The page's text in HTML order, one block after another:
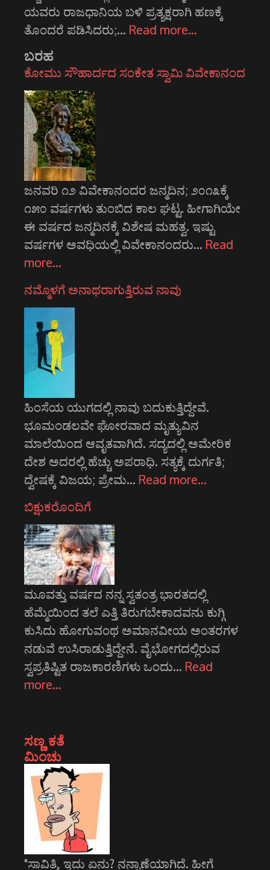
ಯವರು ರಾಜಧಾನಿಯ ಬಳಿ ಪ್ರತ್ಯಕ್ಷರಾಗಿ ಹಣಕ್ಕೆ
ತೊಂದರೆ ಪಡಿಸಿದರು;… Read more…
ಬರಹ
ಕೋಮು ಸೌಹಾರ್ದದ ಸಂಕೇತ ಸ್ವಾಮಿ ವಿವೇಕಾನಂದ
ಜನವರಿ ೧೨ ವಿವೇಕಾನಂದರ ಜನ್ಮದಿನ; ೨೦೧೩ಕ್ಕೆ
೧೫೦ ವರ್ಷಗಳು ತುಂಬಿದ ಕಾಲ ಘಟ್ಟ. ಹೀಗಾಗಿಯೇ
ಈ ವರ್ಷದ ಜನ್ಮದಿನಕ್ಕೆ ವಿಶೇಷ ಮಹತ್ವ. ಇಷ್ಟು
ವರ್ಷಗಳ ಅವಧಿಯಲ್ಲಿ ವಿವೇಕಾನಂದರು… Read
more…
ನಮ್ಮೊಳಗೆ ಅನಾಥರಾಗುತ್ತಿರುವ ನಾವು
ಹಿಂಸೆಯ ಯುಗದಲ್ಲಿ ನಾವು ಬದುಕುತ್ತಿದ್ದೇವೆ.
ಭೂಮಂಡಲವೇ ಘೋರವಾದ ಮೃತ್ಯುವಿನ
ಮಾಲೆಯಿಂದ ಆವೃತವಾಗಿದೆ. ಸದ್ಯದಲ್ಲಿ ಅಮೇರಿಕ
ದೇಶ ಅದರಲ್ಲಿ ಹೆಚ್ಚು ಅಪರಾಧಿ. ಸತ್ಯಕ್ಕೆ ದುರ್ಗತಿ;
ದ್ವೇಷಕ್ಕೆ ವಿಜಯ; ಪ್ರೇಮ… Read more…
ಬಿಕ್ಷುಕರೊಂದಿಗೆ
ಮೂವತ್ತು ವರ್ಷದ ನನ್ನ ಸ್ವತಂತ್ರ ಭಾರತದಲ್ಲಿ
ಹೆಮ್ಮೆಯಿಂದ ತಲೆ ಎತ್ತಿ ತಿರುಗಬೇಕಾದವನು ಕುಗ್ಗಿ
ಕುಸಿದು ಹೋಗುವಂಥ ಅಮಾನವೀಯ ಅಂತರಗಳ
ನಡುವೆ ಉಸಿರಾಡುತ್ತಿದ್ದೇನೆ. ವೈಭೋಗದಲ್ಲಿರುವ
ಸ್ವಪ್ರತಿಷ್ಟಿತ ರಾಜಕಾರಣಿಗಳು ಒಂದು… Read
more…
ಸಣ್ಣ ಕತೆ
ಮಿಂಚು
"ಸಾವಿತ್ರಿ, ಇದು ಏನು? ನನ್ನಾಣೆಯಾಗಿದೆ. ಹೀಗೆ